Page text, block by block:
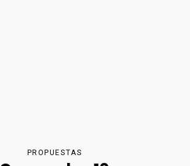
PROPUESTAS